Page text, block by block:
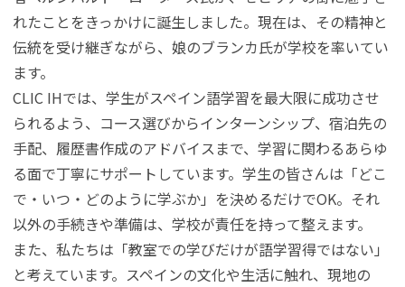
れたことをきっかけに誕生しました。現在は、その精神と
伝統を受け継ぎながら、娘のブランカ氏が学校を率いてい
ます。
CLIC IHでは、学生がスペイン語学習を最大限に成功させ
られるよう、コース選びからインターンシップ、宿泊先の
手配、履歴書作成のアドバイスまで、学習に関わるあらゆ
る面で丁寧にサポートしています。学生の皆さんは「どこ
で・いつ・どのように学ぶか」を決めるだけでOK。それ
以外の手続きや準備は、学校が責任を持って整えます。
また、私たちは「教室での学びだけが語学習得ではない」
と考えています。スペインの文化や生活に触れ、現地の